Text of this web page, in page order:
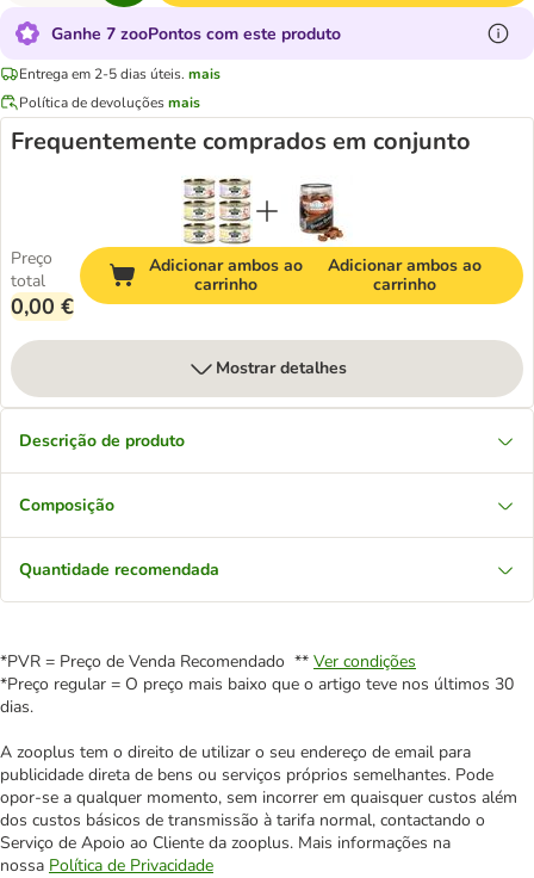
Ganhe 7 zooPontos com este produto
Entrega em 2-5 dias úteis. mais
Política de devoluçõesmais
Frequentemente comprados em conjunto
Preço
total
0,00 €
Adicionar ambos ao
carrinho
Adicionar ambos ao
carrinho
Mostrar detalhes
Descrição de produto
Composição
Quantidade recomendada
*PVR = Preço de Venda Recomendado ** Ver condições
*Preço regular = O preço mais baixo que o artigo teve nos últimos 30
dias.
A zooplus tem o direito de utilizar o seu endereço de email para
publicidade direta de bens ou serviços próprios semelhantes. Pode
opor-se a qualquer momento, sem incorrer em quaisquer custos além
dos custos básicos de transmissão à tarifa normal, contactando o
Serviço de Apoio ao Cliente da zooplus. Mais informações na
nossa Política de Privacidade